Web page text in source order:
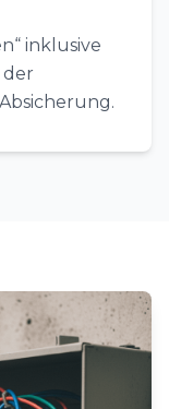
inklusive